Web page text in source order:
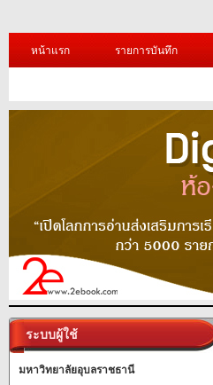
หน้าแรก รายการบันทึก
ระบบผู้ใช้
มหาวิทยาลัยอุบลราชธานี